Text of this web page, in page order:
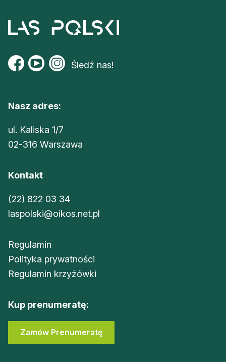
Śledź nas!
Nasz adres:
ul. Kaliska 1/7
02-316 Warszawa
Kontakt
(22) 822 03 34
laspolski@oikos.net.pl
Regulamin
Polityka prywatności
Regulamin krzyżówki
Kup prenumeratę:
Zamów Prenumeratę